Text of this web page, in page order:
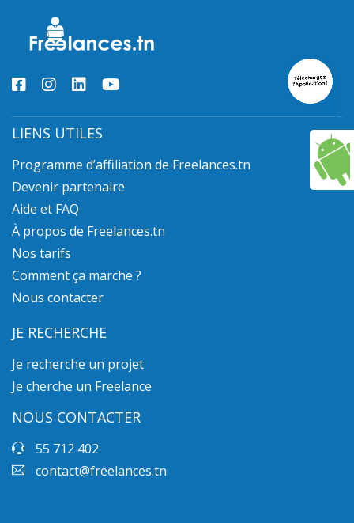
LIENS UTILES
Programme d’affiliation de Freelances.tn
Devenir partenaire
Aide et FAQ
À propos de Freelances.tn
Nos tarifs
Comment ça marche ?
Nous contacter
JE RECHERCHE
Je recherche un projet
Je cherche un Freelance
NOUS CONTACTER
55 712 402
contact@freelances.tn